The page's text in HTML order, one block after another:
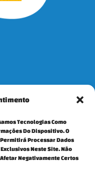
Tecnologias Como
Do Dispositivo. O
Processar Dados
Neste Site. Não
Negativamente Certos
conosco: